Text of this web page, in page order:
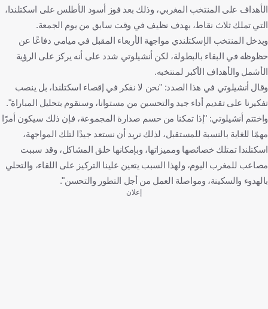
الأهداف على المنتخب المغربي، وذلك بعد فوز أسود الأطلس على اسكتلندا،
التي تملك ثلاث نقاط، بهدف نظيف في وقت سابق من يوم الجمعة.
ويدخل المنتخب الإسكتلندي مواجهة الأربعاء المقبل في ميامي دفاعًا عن
حظوظه في البقاء بالبطولة، لكن أنشيلوتي شدد على أنه يركز على الرؤية
الأشمل والأهداف الأكبر لمنتخبه.
وقال أنشيلوتي في هذا الصدد: "نحن لا نفكر في إقصاء اسكتلندا، بل ينصب
تفكيرنا على تقديم أداء جيد والتحسين من مستوانا، وسنقوم بتحليل المباراة".
واختتم أنشيلوتي: "إذا تمكنا من حسم صدارة المجموعة، فإن ذلك سيكون أمرًا
مهمًا للغاية بالنسبة للمستقبل، لذلك نريد أن نستعد جيدًا لتلك المواجهة،
اسكتلندا تمتلك خصائصها ومميزاتها، وبإمكانها خلق المشاكل، وقد سببت
مصاعب للمغرب اليوم، ولهذا السبب يتعين علينا التركيز على اللقاء، والتحلي
بالهدوء والسكينة، ومواصلة العمل من أجل التطور والتحسن".
إعلان